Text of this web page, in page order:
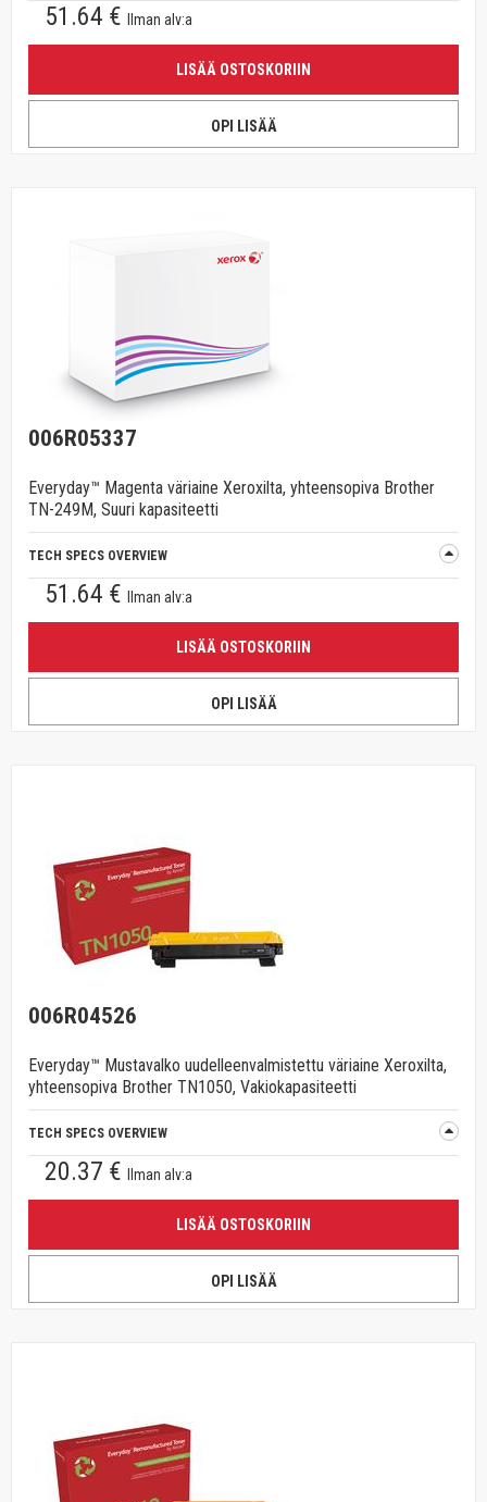
51.64 € Ilman alv:a
LISÄÄ OSTOSKORIIN
OPI LISÄÄ
006R05337
Everyday™ Magenta väriaine Xeroxilta, yhteensopiva Brother
TN-249M, Suuri kapasiteetti
TECH SPECS OVERVIEW
51.64 € Ilman alv:a
LISÄÄ OSTOSKORIIN
OPI LISÄÄ
006R04526
Everyday™ Mustavalko uudelleenvalmistettu väriaine Xeroxilta,
yhteensopiva Brother TN1050, Vakiokapasiteetti
TECH SPECS OVERVIEW
20.37 € Ilman alv:a
LISÄÄ OSTOSKORIIN
OPI LISÄÄ